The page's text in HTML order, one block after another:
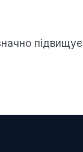
підвищує